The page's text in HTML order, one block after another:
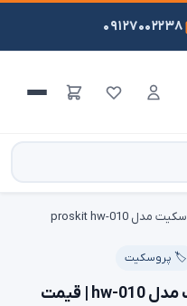
۰۹۱۲۷۰۰۲۲۳۸
🏷️ پروسکیت
آچار فرانسه 10 اینچی پروسکیت مدل hw-010 | قیمت